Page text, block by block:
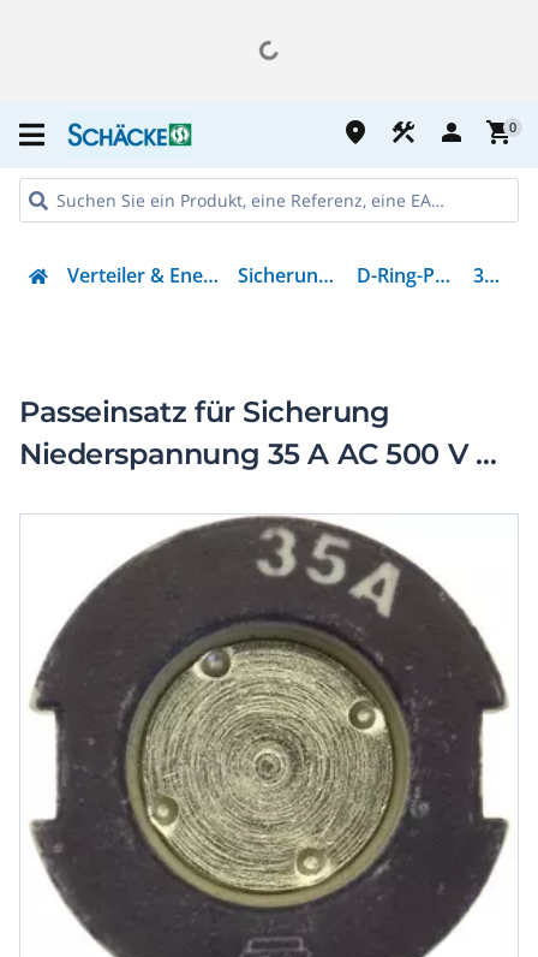
place construction person shopping_cart0
Verteiler & Energieverteilung Sicherungsmaterial D-Ring-Passeinsatz 35GD33
Passeinsatz für Sicherung
Niederspannung 35 A AC 500 V D3